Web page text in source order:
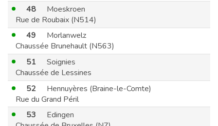
48
Moeskroen
Rue de Roubaix (N514)
49
Morlanwelz
Chaussée Brunehault (N563)
51
Soignies
Chaussée de Lessines
52
Hennuyères (Braine-le-Comte)
Rue du Grand Péril
53
Edingen